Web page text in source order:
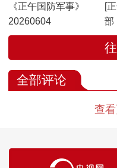
《正午国防军事》
20260604
[
部
独
前
全部评论
查